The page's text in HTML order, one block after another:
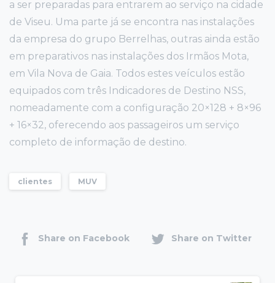
a ser preparadas para entrarem ao serviço na cidade
de Viseu. Uma parte já se encontra nas instalações
da empresa do grupo Berrelhas, outras ainda estão
em preparativos nas instalações dos Irmãos Mota,
em Vila Nova de Gaia. Todos estes veículos estão
equipados com três Indicadores de Destino NSS,
nomeadamente com a configuração 20×128 + 8×96
+ 16×32, oferecendo aos passageiros um serviço
completo de informação de destino.
clientes MUV
Share on Facebook Share on Twitter